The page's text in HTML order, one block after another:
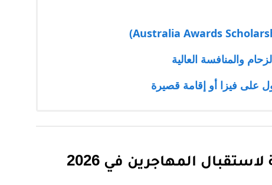
والمنافسة العالية
على فيزا أو إقامة قصيرة
المهاجرين في 2026